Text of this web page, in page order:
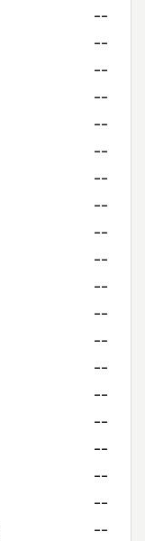
--
--
--
--
--
--
--
--
--
--
--
--
--
--
--
--
--
--
--
--